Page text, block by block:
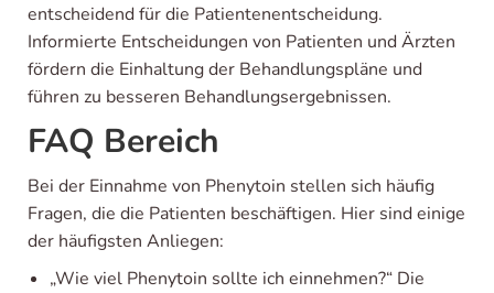
entscheidend für die Patientenentscheidung.
Informierte Entscheidungen von Patienten und Ärzten
fördern die Einhaltung der Behandlungspläne und
führen zu besseren Behandlungsergebnissen.
FAQ Bereich
Bei der Einnahme von Phenytoin stellen sich häufig
Fragen, die die Patienten beschäftigen. Hier sind einige
der häufigsten Anliegen:
„Wie viel Phenytoin sollte ich einnehmen?“ Die